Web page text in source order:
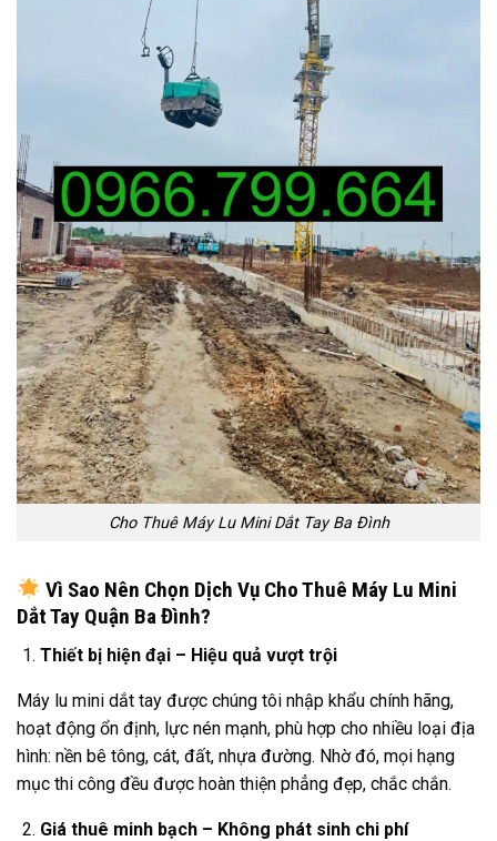
Cho Thuê Máy Lu Mini Dắt Tay Ba Đình
Vì Sao Nên Chọn Dịch Vụ Cho Thuê Máy Lu Mini
Dắt Tay Quận Ba Đình?
Thiết bị hiện đại – Hiệu quả vượt trội
Máy lu mini dắt tay được chúng tôi nhập khẩu chính hãng,
hoạt động ổn định, lực nén mạnh, phù hợp cho nhiều loại địa
hình: nền bê tông, cát, đất, nhựa đường. Nhờ đó, mọi hạng
mục thi công đều được hoàn thiện phẳng đẹp, chắc chắn.
Giá thuê minh bạch – Không phát sinh chi phí